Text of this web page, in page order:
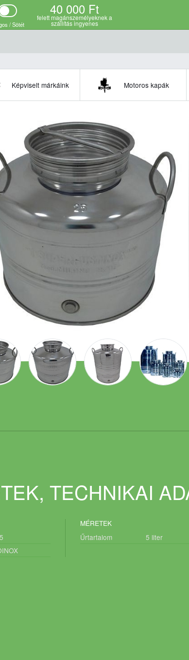
/ Sötét
40 000 Ft
felett magánszemélyeknek a
szállítás ingyenes
Képviselt márkáink Motoros kapák
TECHNIKAI
MÉRETEK
Űrtartalom
5 liter